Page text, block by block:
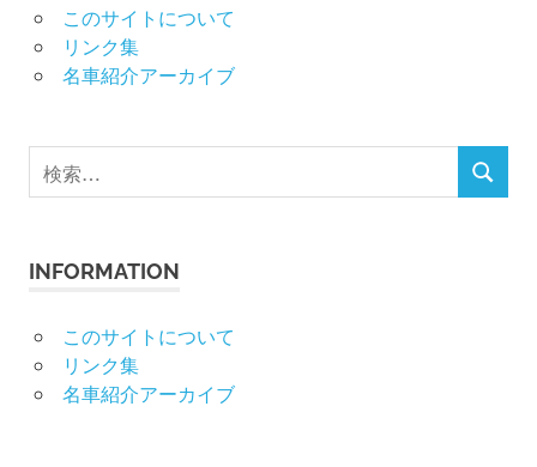
このサイトについて
リンク集
名車紹介アーカイブ
検
索
検
INFORMATION
このサイトについて
リンク集
名車紹介アーカイブ